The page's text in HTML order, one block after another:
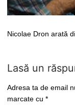
Nicolae Dron arată
Lasă un
Adresa ta de email
marcate cu *